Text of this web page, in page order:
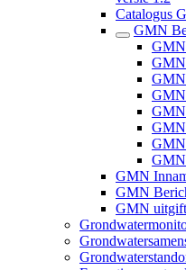
Catalogus
GMN
GMN
GMN
GMN
GMN
GMN
GMN
GMN